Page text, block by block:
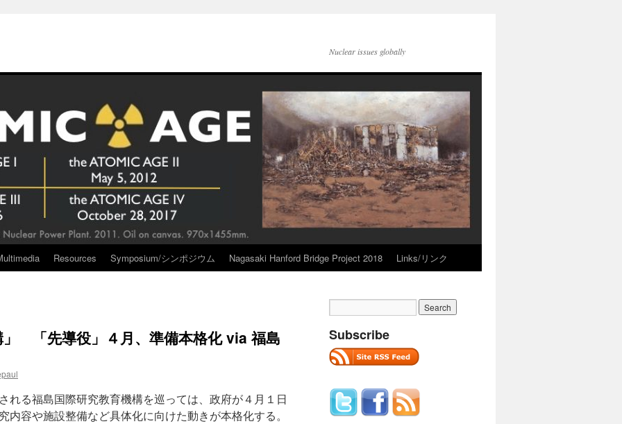
Nuclear issues globally
Resources Symposium/シンポジウム Nagasaki Hanford Bridge Project 2018 Links/リンク
」 「先導役」４月、準備本格化 via 福島
れる福島国際研究教育機構を巡っては、政府が４月１日
内容や施設整備など具体化に向けた動きが本格化する。
Subscribe